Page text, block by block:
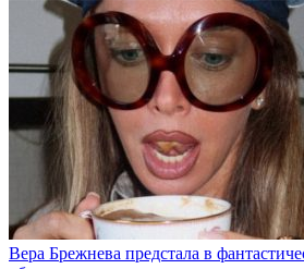
Вера Брежнева предстала в